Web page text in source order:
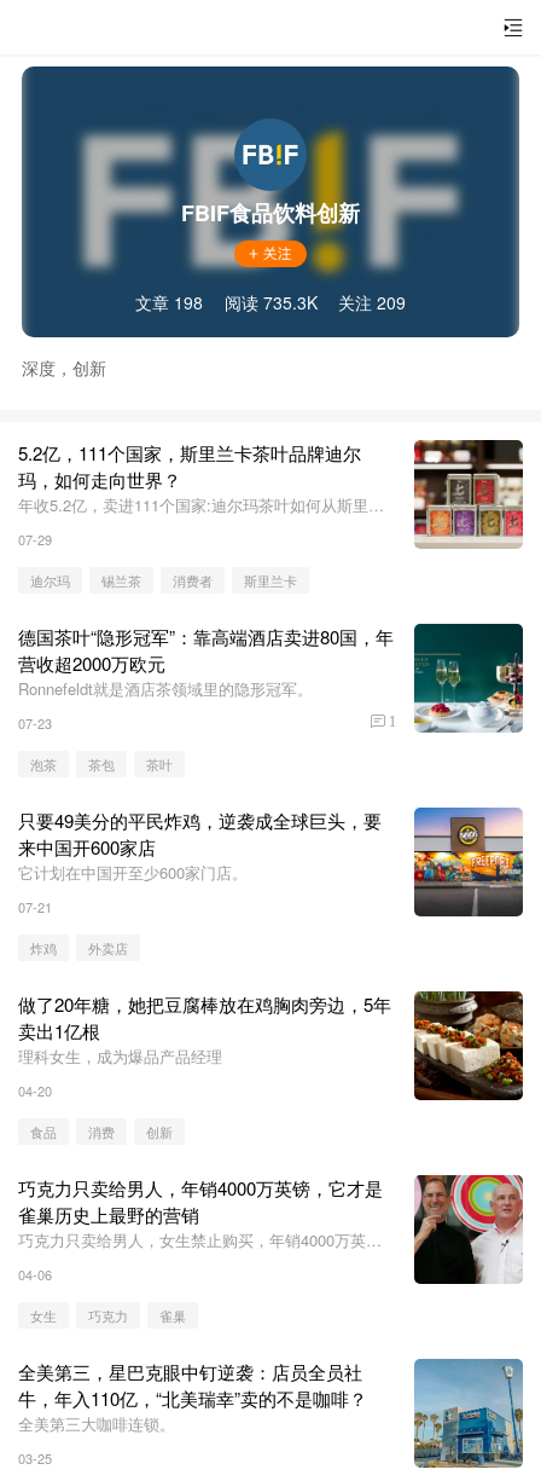
FBIF食品饮料创新
文章 198 阅读 735.3K 关注 209
深度，创新
5.2亿，111个国家，斯里兰卡茶叶品牌迪尔
玛，如何走向世界？
年收5.2亿，卖进111个国家:迪尔玛茶叶如何从斯里兰
07-29
迪尔玛 锡兰茶 消费者 斯里兰卡
德国茶叶“隐形冠军”：靠高端酒店卖进80国，年
营收超2000万欧元
Ronnefeldt就是酒店茶领域里的隐形冠军。
07-23 1
泡茶 茶包 茶叶
只要49美分的平民炸鸡，逆袭成全球巨头，要
来中国开600家店
它计划在中国开至少600家门店。
07-21
炸鸡 外卖店
做了20年糖，她把豆腐棒放在鸡胸肉旁边，5年
卖出1亿根
理科女生，成为爆品产品经理
04-20
食品 消费 创新
巧克力只卖给男人，年销4000万英镑，它才是
雀巢历史上最野的营销
巧克力只卖给男人，女生禁止购买，年销4000万英
04-06
女生 巧克力 雀巢
全美第三，星巴克眼中钉逆袭：店员全员社
牛，年入110亿，“北美瑞幸”卖的不是咖啡？
全美第三大咖啡连锁。
03-25